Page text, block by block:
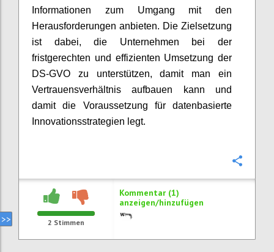
Informationen zum Umgang mit den
Herausforderungen anbieten. Die Zielsetzung
ist dabei, die Unternehmen bei der
fristgerechten und effizienten Umsetzung der
DS-GVO zu unterstützen, damit man ein
Vertrauensverhältnis aufbauen kann und
damit die Voraussetzung für datenbasierte
Innovationsstrategien legt.
2 Stimmen
Kommentar (1)
anzeigen/hinzufügen